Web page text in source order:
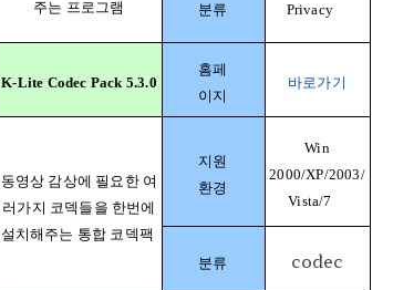
주는 프로그램
분류 Privacy
K-Lite Codec Pack 5.3.0
홈페
이지
바로가기
동영상 감상에 필요한 여
러가지 코덱들을 한번에
설치해주는 통합 코덱팩
지원
환경
Win
2000/XP/2003/
Vista/7
분류 codec